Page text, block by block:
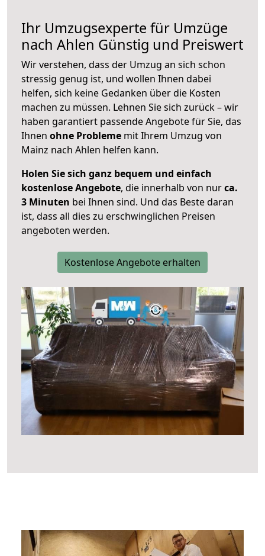
Ihr Umzugsexperte für Umzüge
nach Ahlen Günstig und Preiswert
Wir verstehen, dass der Umzug an sich schon
stressig genug ist, und wollen Ihnen dabei
helfen, sich keine Gedanken über die Kosten
machen zu müssen. Lehnen Sie sich zurück – wir
haben garantiert passende Angebote für Sie, das
Ihnen ohne Probleme mit Ihrem Umzug von
Mainz nach Ahlen helfen kann.
Holen Sie sich ganz bequem und einfach
kostenlose Angebote, die innerhalb von nurca.
3 Minuten bei Ihnen sind. Und das Beste daran
ist, dass all dies zu erschwinglichen Preisen
angeboten werden.
Kostenlose Angebote erhalten